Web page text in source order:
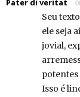
Pater di veritat
Seu
ele seja
jovial,
Isso é